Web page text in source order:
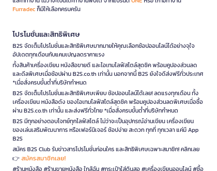
Furradecก็มีให้เลือกครบครัน
โปรโมชั่นและสิทธิพิเศษ
B2S จัดเต็มโปรโมชั่นและสิทธิพิเศษมากมายให้คุณเลือกช้อปออนไลน์ได้อย่างจุใจ
อัปเดตทุกเดือนกับแคมเปญลดราคาแรง
ทั้งสินค้าเครื่องเขียน หนังสือขายดี และไอเทมไลฟ์สไตล์สุดชิค พร้อมคูปองส่วนลด
และดีลพิเศษเมื่อช้อปผ่าน B2S.co.th เท่านั้น นอกจากนี้ B2S ยังใจดีส่งฟรีทั่วประเทศ
*เมื่อสั่งครบขั้นต่ำที่บริษัทกำหนด
B2S จัดเต็มโปรโมชั่นและสิทธิพิเศษเพียบ ช้อปออนไลน์ได้เลย! ลดแรงทุกเดือน ทั้ง
เครื่องเขียน หนังสือดัง ของไอเทมไลฟ์สไตล์สุดชิค พร้อมคูปองส่วนลดพิเศษเมื่อซื้อ
ผ่าน B2S.co.th เท่านั้น และส่งฟรีทั่วไทย *เมื่อสั่งครบขั้นต่ำที่บริษัทกำหนด
B2S มีทุกอย่างตอบโจทย์ทุกไลฟ์สไตล์ ไม่ว่าจะเป็นอุปกรณ์อ่านเขียน เครื่องเขียน
ของเล่นเสริมพัฒนาการ หรือเฟอร์นิเจอร์ ช้อปง่าย สะดวก ทุกที่ ทุกเวลา แค่มี App
B2S
สมัคร B2S Club รับข่าวสารโปรโมชั่นก่อนใคร และสิทธิพิเศษเฉพาะสมาชิก! คลิกเลย
👉 สมัครสมาชิกเลย!
#ร้านหนังสือ #ร้านขายหนังสือ ใกล้ฉัน #กระเป๋าใส่ดินสอ #เครื่องเขียนออนไลน์ #ซื้อ